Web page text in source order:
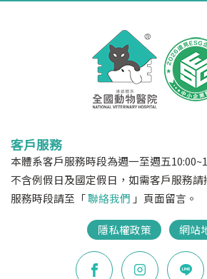
客戶服務
本體系客戶服務時段為週一至週五
不含例假日及國定假日，如需客戶服務
服務時段請至「聯絡我們 」頁面留言。
隱私權政策 網站